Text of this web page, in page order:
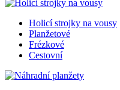
Holicí strojky na vousy
Planžetové
Frézkové
Cestovní